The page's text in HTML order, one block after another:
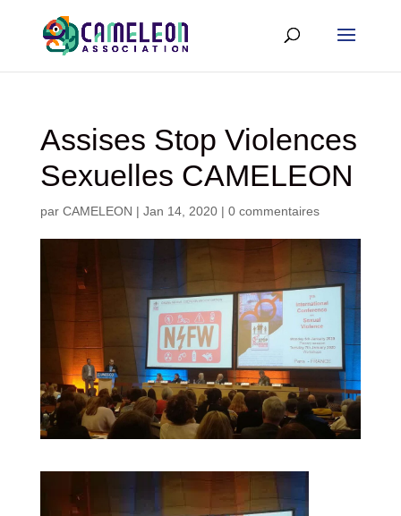
Assises Stop Violences
Sexuelles CAMELEON
par CAMELEON | Jan 14, 2020| 0 commentaires